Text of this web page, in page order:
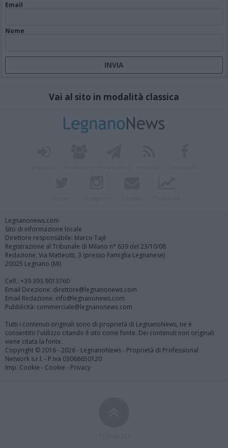
Email
Nome
Vai al sito in modalità classica
Legnanonews.com
Sito di informazione locale
Direttore responsabile: Marco Tajè
Registrazione al Tribunale di Milano n° 639 del 23/10/08
Redazione: Via Matteotti, 3 (presso Famiglia Legnanese)
20025 Legnano (MI)
Cell.: +39.393.9013760
Email Direzione: direttore@legnanonews.com
Email Redazione: info@legnanonews.com
Pubblicità: commerciale@legnanonews.com
Tutti i contenuti originali sono di proprietà di LegnanoNews, ne è
consentito l'utilizzo citando il sito come fonte. Dei contenuti non originali
viene citata la fonte.
Copyright © 2016 - 2026 - LegnanoNews - Proprietà di Professional
Network s.r.l. - P.Iva 03068650120
Imp. Cookie - Cookie - Privacy